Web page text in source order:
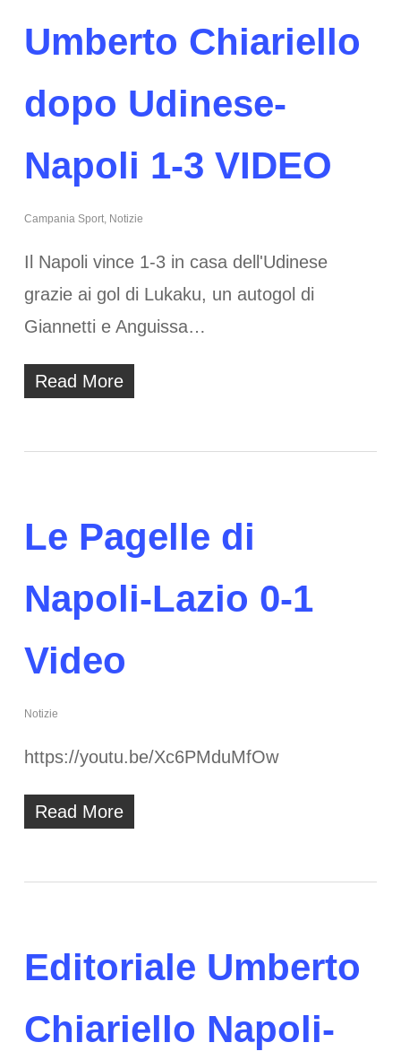
Umberto Chiariello
dopo Udinese-
Napoli 1-3 VIDEO
Campania Sport, Notizie
Il Napoli vince 1-3 in casa dell'Udinese
grazie ai gol di Lukaku, un autogol di
Giannetti e Anguissa…
Read More
Le Pagelle di
Napoli-Lazio 0-1
Video
Notizie
https://youtu.be/Xc6PMduMfOw
Read More
Editoriale Umberto
Chiariello Napoli-